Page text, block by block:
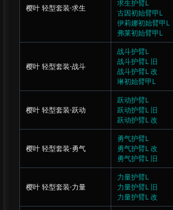
樱叶 轻型套装·求生
求生护臂L
古因初始臂甲L
伊莉娜初始臂甲L
弗莱初始臂甲L
樱叶 轻型套装·战斗
战斗护臂L
战斗护臂L 旧
战斗护臂L 改
琳初始臂甲L
樱叶 轻型套装·跃动
跃动护臂L
跃动护臂L 旧
跃动护臂L 改
樱叶 轻型套装·勇气
勇气护臂L
勇气护臂L 改
勇气护臂L 旧
樱叶 轻型套装·力量
力量护臂L
力量护臂L 旧
力量护臂L 改